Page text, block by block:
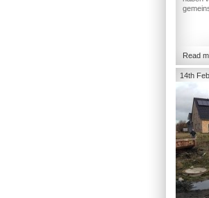
Read
14th